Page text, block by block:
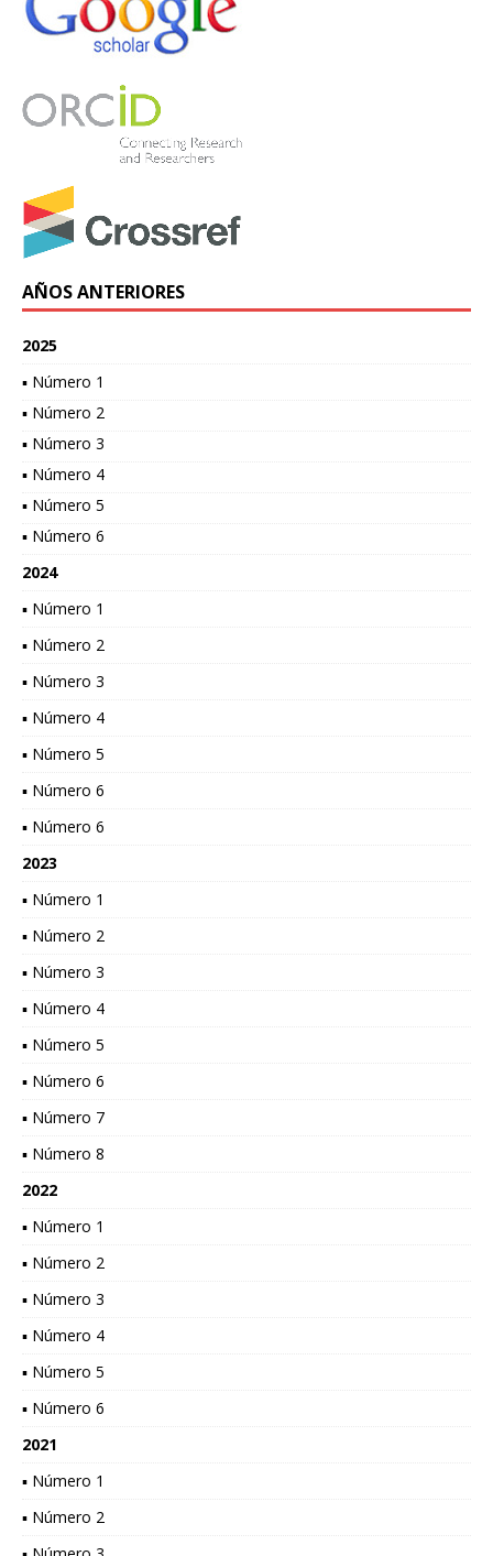
AÑOS ANTERIORES
2025
▪ Número 1
▪ Número 2
▪ Número 3
▪ Número 4
▪ Número 5
▪ Número 6
2024
▪ Número 1
▪ Número 2
▪ Número 3
▪ Número 4
▪ Número 5
▪ Número 6
▪ Número 6
2023
▪ Número 1
▪ Número 2
▪ Número 3
▪ Número 4
▪ Número 5
▪ Número 6
▪ Número 7
▪ Número 8
2022
▪ Número 1
▪ Número 2
▪ Número 3
▪ Número 4
▪ Número 5
▪ Número 6
2021
▪ Número 1
▪ Número 2